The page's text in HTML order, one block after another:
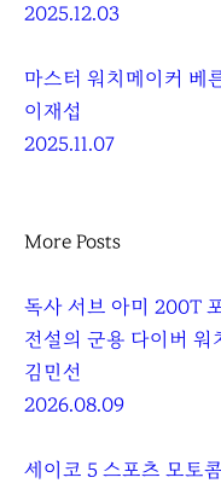
2025.12.03
마스터 워치메이커 베
이재섭
2025.11.07
More Posts
독사 서브 아미 200T
전설의 군용 다이버 워
김민선
2026.08.09
세이코 5 스포츠 모토